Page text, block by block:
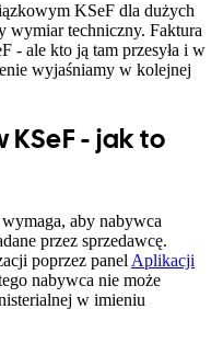
KSeF dla dużych
wymiar techniczny. Faktura
- ale kto ją tam przesyła i w
wyjaśniamy w kolejnej
- jak to
aby nabywca
przez sprzedawcę.
poprzez panel Aplikacji
nabywca nie może
w imieniu